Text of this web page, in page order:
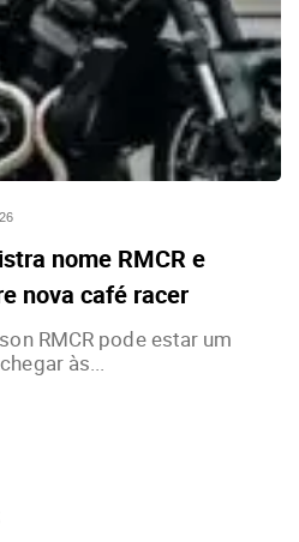
nome RMCR e
nova café racer
RMCR pode estar um
às...